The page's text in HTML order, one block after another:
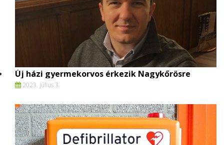
Új házi gyermekorvos érkezik Nagykőrösre
2023. július 3.